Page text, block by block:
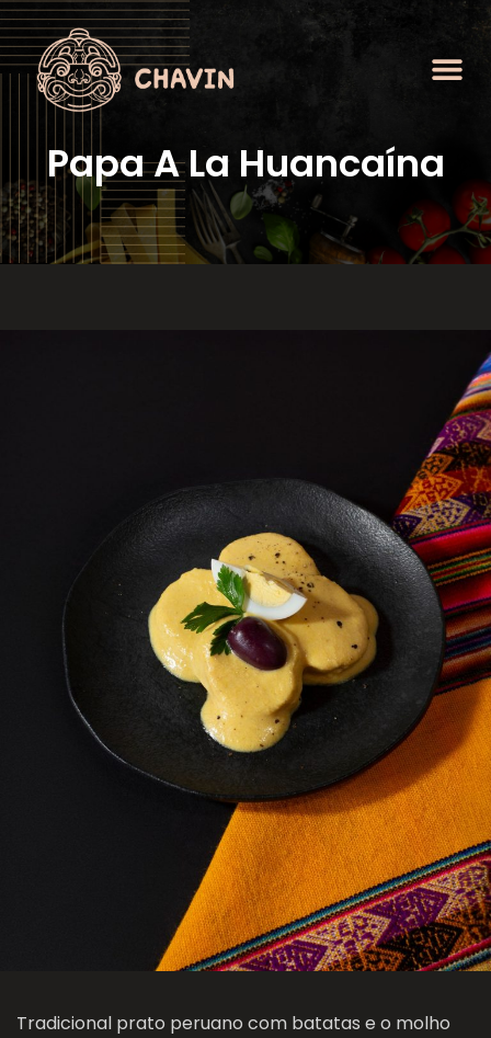
Papa A La Huancaína
Tradicional prato peruano com batatas e o molho